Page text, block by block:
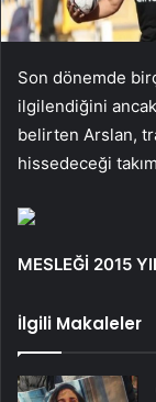
Son dönemde
ilgilendiğini
belirten Arslan,
hissedeceği
MESLEĞİ 2015
İlgili Makaleler